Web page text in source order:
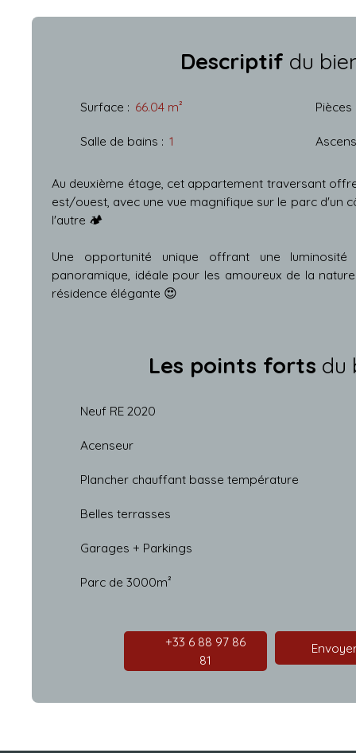
Descriptif du
Surface : 66.04 m² Pièces
Salle de bains : 1
Au deuxième étage, cet appartement traversant
est/ouest, avec une vue magnifique sur le parc d'un
l'autre 🏕
Une opportunité unique offrant une
panoramique, idéale pour les amoureux de la
résidence élégante 😍
Les points forts du
Neuf RE 2020
Acenseur
Plancher chauffant basse température
Belles terrasses
Garages + Parkings
Parc de 3000m²
+33 6 88 97 86
81